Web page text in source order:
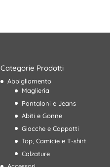
Categorie Prodotti
Abbigliamento
Maglieria
Pantaloni e Jeans
Abiti e Gonne
Giacche e Cappotti
Top, Camicie e T-shirt
Calzature